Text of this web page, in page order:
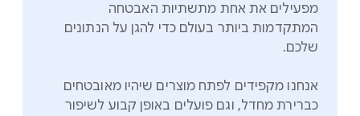
מפעילים את אחת מתשתיות האבטחה
המתקדמות ביותר בעולם כדי להגן על הנתונים
שלכם.
אנחנו מקפידים לפתח מוצרים שיהיו מאובטחים
כברירת מחדל, וגם פועלים באופן קבוע לשיפור